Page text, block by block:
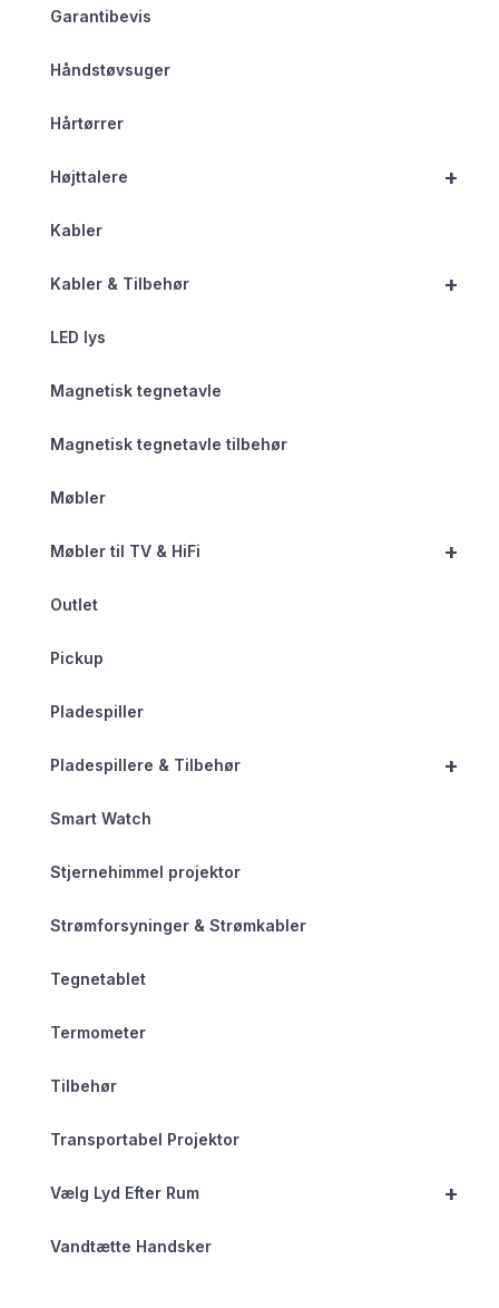
Garantibevis
Håndstøvsuger
Hårtørrer
+
Højttalere
Kabler
+
Kabler & Tilbehør
LED lys
Magnetisk tegnetavle
Magnetisk tegnetavle tilbehør
Møbler
+
Møbler til TV & HiFi
Outlet
Pickup
Pladespiller
+
Pladespillere & Tilbehør
Smart Watch
Stjernehimmel projektor
Strømforsyninger & Strømkabler
Tegnetablet
Termometer
Tilbehør
Transportabel Projektor
+
Vælg Lyd Efter Rum
Vandtætte Handsker